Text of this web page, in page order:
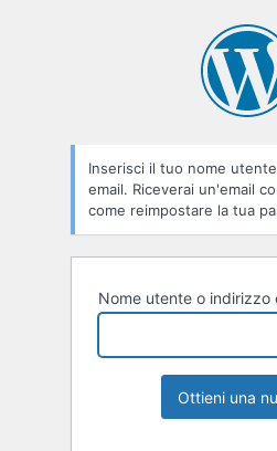
Inserisci il tuo nome
email. Riceverai un'email
come reimpostare la tua
Nome utente o indirizzo